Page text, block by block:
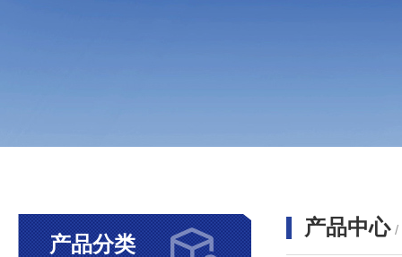
产品分类
产品中心 /